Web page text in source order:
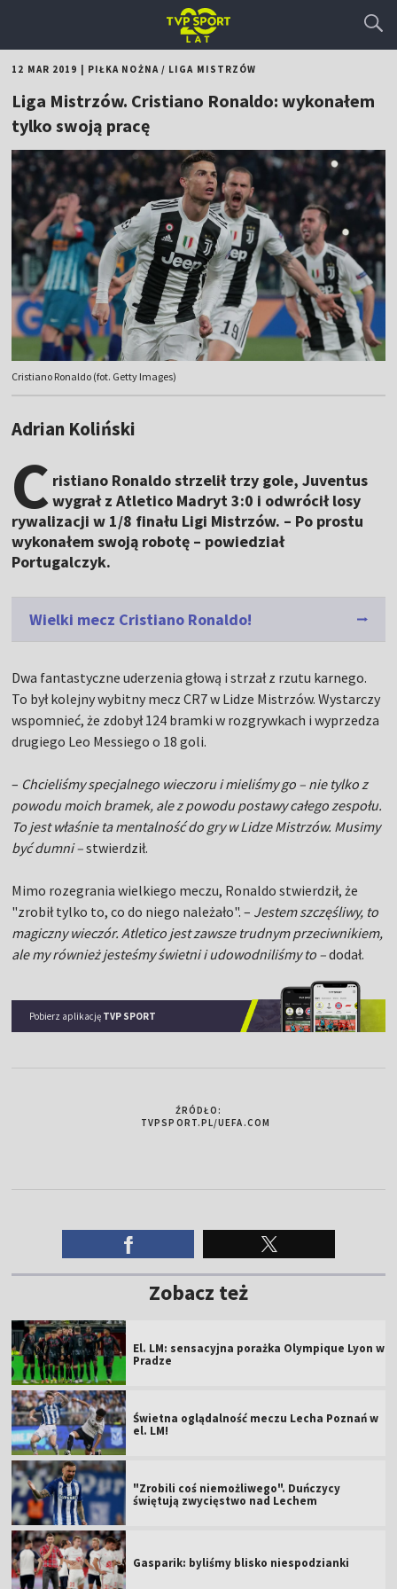
12 MAR 2019 PIŁKA NOŻNA/ LIGA MISTRZÓW
Liga Mistrzów. Cristiano Ronaldo: wykonałem
tylko swoją pracę
Cristiano Ronaldo (fot. Getty Images)
Adrian Koliński
C ristiano Ronaldo strzelił trzy gole, Juventus
wygrał z Atletico Madryt 3:0 i odwrócił losy
rywalizacji w 1/8 finału Ligi Mistrzów. – Po prostu
wykonałem swoją robotę – powiedział
Portugalczyk.
Wielki mecz Cristiano Ronaldo!
Dwa fantastyczne uderzenia głową i strzał z rzutu karnego.
To był kolejny wybitny mecz CR7 w Lidze Mistrzów. Wystarczy
wspomnieć, że zdobył 124 bramki w rozgrywkach i wyprzedza
drugiego Leo Messiego o 18 goli.
– Chcieliśmy specjalnego wieczoru i mieliśmy go – nie tylko z
powodu moich bramek, ale z powodu postawy całego zespołu.
To jest właśnie ta mentalność do gry w Lidze Mistrzów. Musimy
być dumni –stwierdził.
Mimo rozegrania wielkiego meczu, Ronaldo stwierdził, że
"zrobił tylko to, co do niego należało". – Jestem szczęśliwy, to
magiczny wieczór. Atletico jest zawsze trudnym przeciwnikiem,
ale my również jesteśmy świetni i udowodniliśmy to –dodał.
Pobierz aplikację TVP SPORT
ŹRÓDŁO:
TVPSPORT.PL/UEFA.COM
Zobacz też
El. LM: sensacyjna porażka Olympique Lyon w
Pradze
Świetna oglądalność meczu Lecha Poznań w
el. LM!
"Zrobili coś niemożliwego". Duńczycy
świętują zwycięstwo nad Lechem
Gasparik: byliśmy blisko niespodzianki